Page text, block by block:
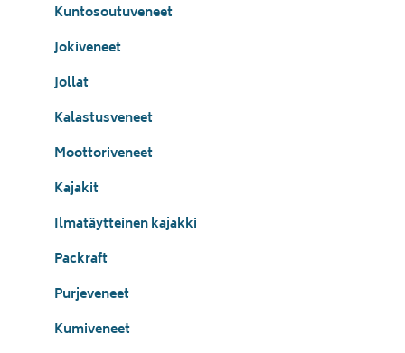
Kuntosoutuveneet
Jokiveneet
Jollat
Kalastusveneet
Moottoriveneet
Kajakit
Ilmatäytteinen kajakki
Packraft
Purjeveneet
Kumiveneet